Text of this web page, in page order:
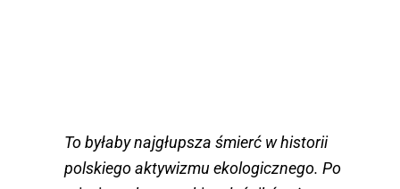
To byłaby najgłupsza śmierć w historii
polskiego aktywizmu ekologicznego. Po